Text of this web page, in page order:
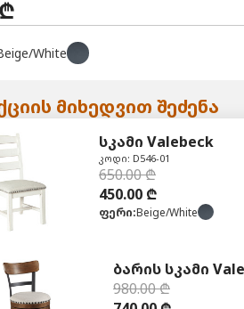
White
მიხედვით შეძენა
სკამი Valebeck
კოდი: D546-01
650.00 ₾
450.00 ₾
ფერი:Beige/White
ბარის სკამი
980.00 ₾